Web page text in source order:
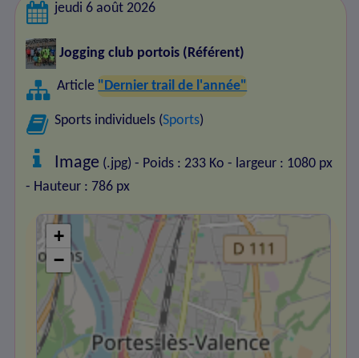
jeudi 6 août 2026
Jogging club portois (Référent)
Article "Dernier trail de l'année"
Sports individuels (Sports)
Image (.jpg) - Poids : 233 Ko - largeur : 1080 px
- Hauteur : 786 px
+
−